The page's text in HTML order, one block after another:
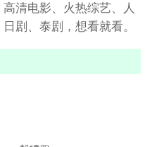
清电影、火热综艺、人
剧、泰剧，想看就看。